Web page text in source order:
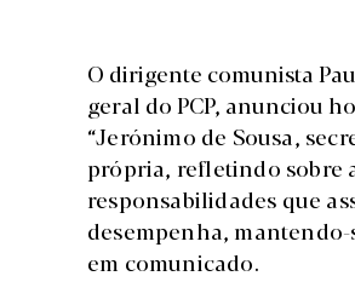
O dirigente comunista
geral do PCP, anunciou
“Jerónimo de Sousa,
própria, refletindo sobre
responsabilidades que
desempenha, mantendo-
em comunicado.